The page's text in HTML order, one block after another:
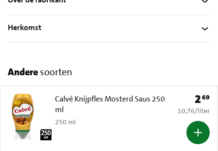
Herkomst
Anderesoorten
Calvé Knijpfles Mosterd Saus 250
ml
250 ml
Prijs:
269
€ 10,76 per
10,76/liter